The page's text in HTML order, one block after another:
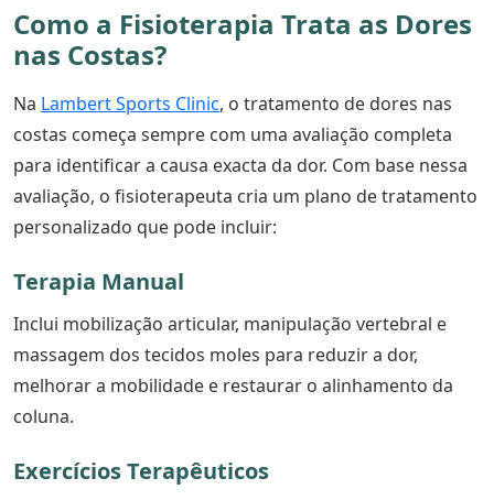
Como a Fisioterapia Trata as Dores
nas Costas?
Na Lambert Sports Clinic, o tratamento de dores nas
costas começa sempre com uma avaliação completa
para identificar a causa exacta da dor. Com base nessa
avaliação, o fisioterapeuta cria um plano de tratamento
personalizado que pode incluir:
Terapia Manual
Inclui mobilização articular, manipulação vertebral e
massagem dos tecidos moles para reduzir a dor,
melhorar a mobilidade e restaurar o alinhamento da
coluna.
Exercícios Terapêuticos